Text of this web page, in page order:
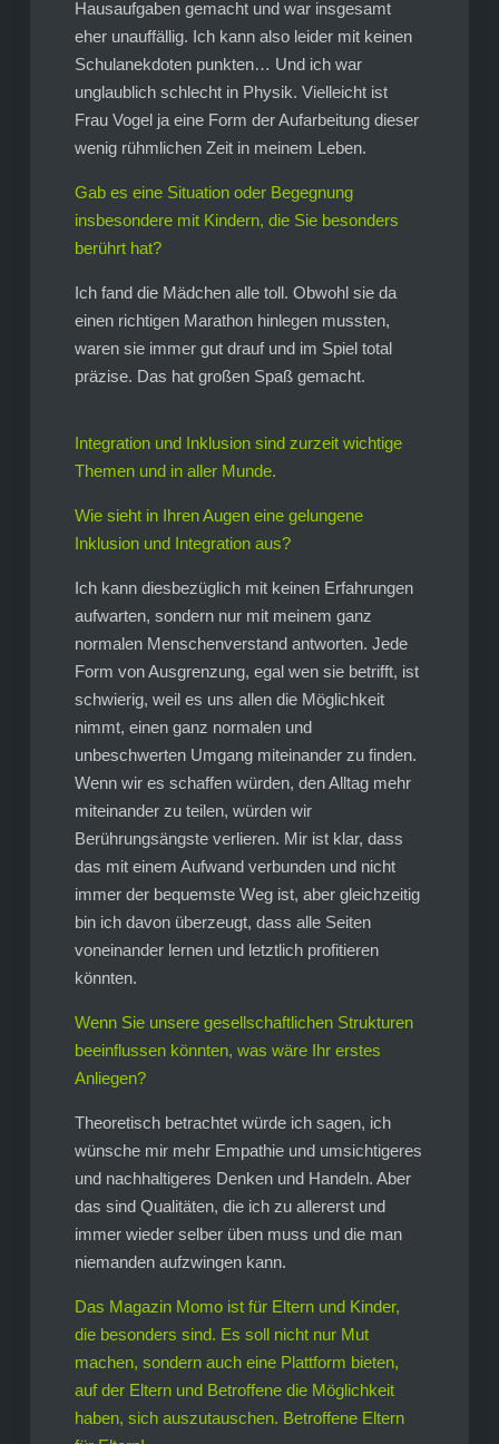
Hausaufgaben gemacht und war insgesamt
eher unauffällig. Ich kann also leider mit keinen
Schulanekdoten punkten… Und ich war
unglaublich schlecht in Physik. Vielleicht ist
Frau Vogel ja eine Form der Aufarbeitung dieser
wenig rühmlichen Zeit in meinem Leben.
Gab es eine Situation oder Begegnung
insbesondere mit Kindern, die Sie besonders
berührt hat?
Ich fand die Mädchen alle toll. Obwohl sie da
einen richtigen Marathon hinlegen mussten,
waren sie immer gut drauf und im Spiel total
präzise. Das hat großen Spaß gemacht.
Integration und Inklusion sind zurzeit wichtige
Themen und in aller Munde.
Wie sieht in Ihren Augen eine gelungene
Inklusion und Integration aus?
Ich kann diesbezüglich mit keinen Erfahrungen
aufwarten, sondern nur mit meinem ganz
normalen Menschenverstand antworten. Jede
Form von Ausgrenzung, egal wen sie betrifft, ist
schwierig, weil es uns allen die Möglichkeit
nimmt, einen ganz normalen und
unbeschwerten Umgang miteinander zu finden.
Wenn wir es schaffen würden, den Alltag mehr
miteinander zu teilen, würden wir
Berührungsängste verlieren. Mir ist klar, dass
das mit einem Aufwand verbunden und nicht
immer der bequemste Weg ist, aber gleichzeitig
bin ich davon überzeugt, dass alle Seiten
voneinander lernen und letztlich profitieren
könnten.
Wenn Sie unsere gesellschaftlichen Strukturen
beeinflussen könnten, was wäre Ihr erstes
Anliegen?
Theoretisch betrachtet würde ich sagen, ich
wünsche mir mehr Empathie und umsichtigeres
und nachhaltigeres Denken und Handeln. Aber
das sind Qualitäten, die ich zu allererst und
immer wieder selber üben muss und die man
niemanden aufzwingen kann.
Das Magazin Momo ist für Eltern und Kinder,
die besonders sind. Es soll nicht nur Mut
machen, sondern auch eine Plattform bieten,
auf der Eltern und Betroffene die Möglichkeit
haben, sich auszutauschen. Betroffene Eltern